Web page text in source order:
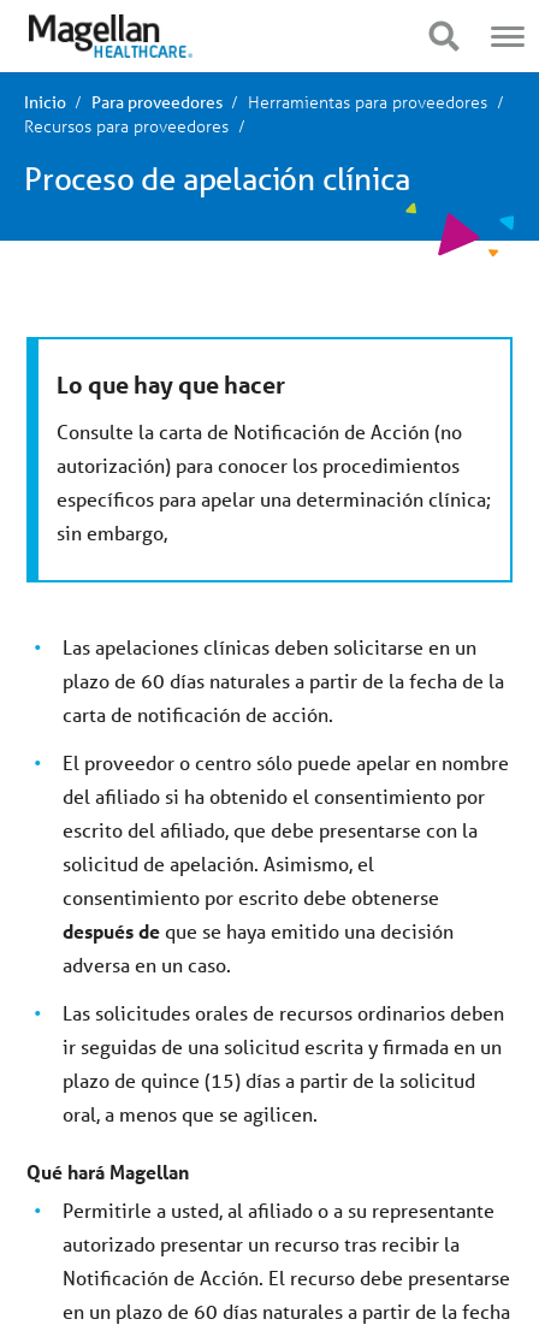
Haga
clic
móvil
Inicio Para proveedores
Herramientas para proveedores
Recursos para proveedores
Proceso de apelación clínica
Lo que hay que hacer
Consulte la carta de Notificación de Acción (no
autorización) para conocer los procedimientos
específicos para apelar una determinación clínica;
sin embargo,
Las apelaciones clínicas deben solicitarse en un
plazo de 60 días naturales a partir de la fecha de la
carta de notificación de acción.
El proveedor o centro sólo puede apelar en nombre
del afiliado si ha obtenido el consentimiento por
escrito del afiliado, que debe presentarse con la
solicitud de apelación. Asimismo, el
consentimiento por escrito debe obtenerse
después deque se haya emitido una decisión
adversa en un caso.
Las solicitudes orales de recursos ordinarios deben
ir seguidas de una solicitud escrita y firmada en un
plazo de quince (15) días a partir de la solicitud
oral, a menos que se agilicen.
Qué hará Magellan
Permitirle a usted, al afiliado o a su representante
autorizado presentar un recurso tras recibir la
Notificación de Acción. El recurso debe presentarse
en un plazo de 60 días naturales a partir de la fecha